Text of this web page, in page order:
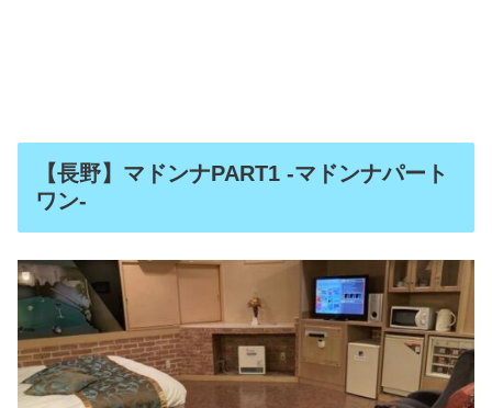
【長野】マドンナPART1 -マドンナパート
ワン-